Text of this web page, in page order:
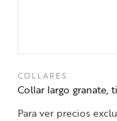
COLLARES
Collar largo granate,
Para ver precios